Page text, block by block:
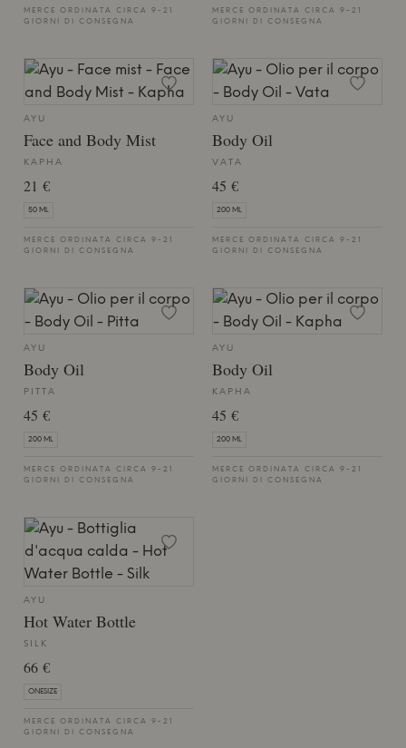
MERCE ORDINATA CIRCA 9-21
GIORNI DI CONSEGNA
MERCE ORDINATA CIRCA 9-21
GIORNI DI CONSEGNA
AYU
Face and Body Mist
KAPHA
21 €
50 ML
MERCE ORDINATA CIRCA 9-21
GIORNI DI CONSEGNA
AYU
Body Oil
VATA
45 €
200 ML
MERCE ORDINATA CIRCA 9-21
GIORNI DI CONSEGNA
AYU
Body Oil
PITTA
45 €
200 ML
MERCE ORDINATA CIRCA 9-21
GIORNI DI CONSEGNA
AYU
Body Oil
KAPHA
45 €
200 ML
MERCE ORDINATA CIRCA 9-21
GIORNI DI CONSEGNA
AYU
Hot Water Bottle
SILK
66 €
ONESIZE
MERCE ORDINATA CIRCA 9-21
GIORNI DI CONSEGNA